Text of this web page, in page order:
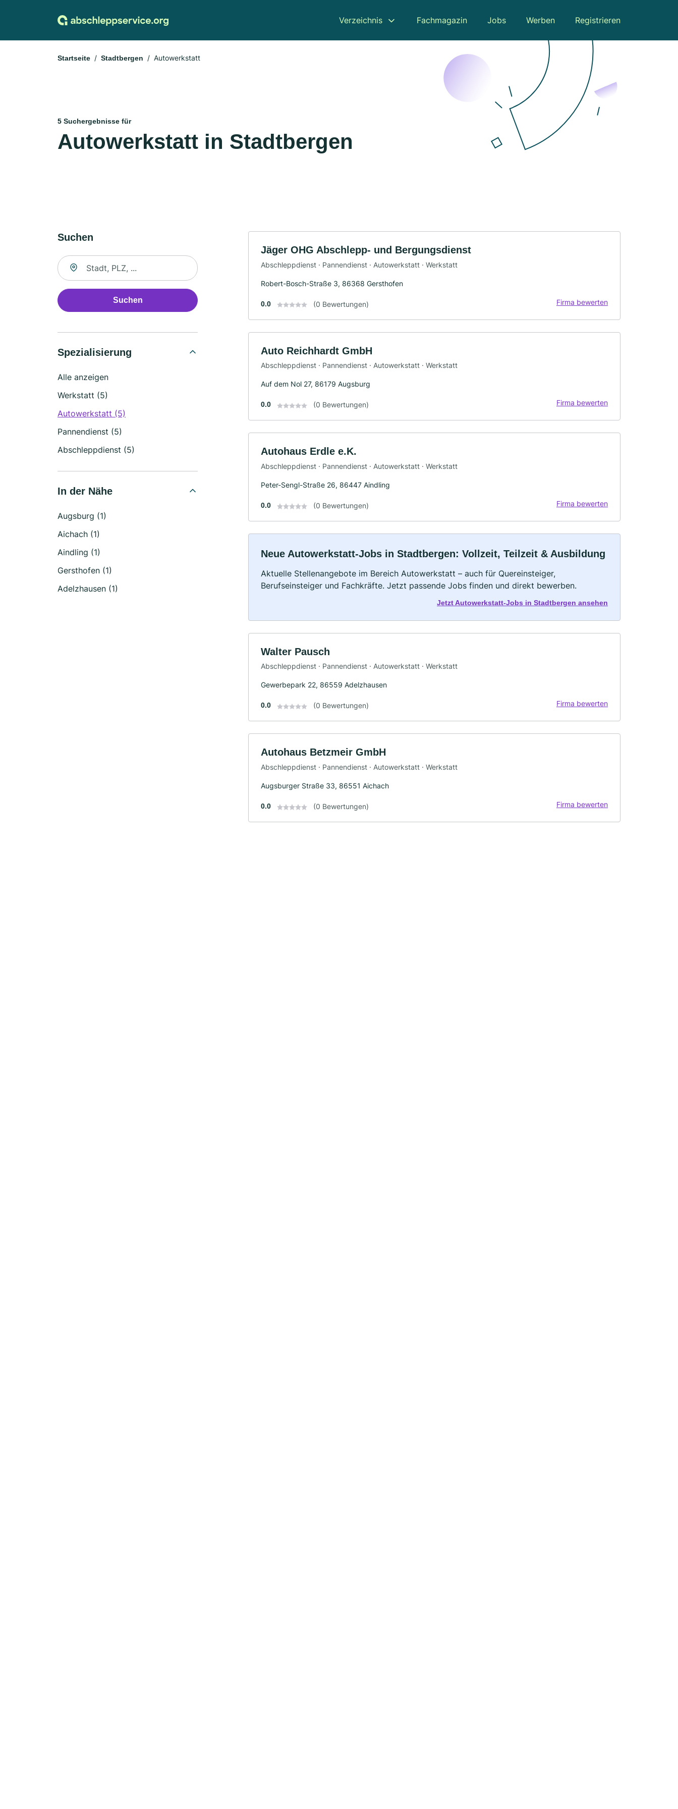
Verzeichnis Fachmagazin Jobs Werben Registrieren
Startseite Stadtbergen Autowerkstatt
5 Suchergebnisse für
Autowerkstatt in Stadtbergen
Suchen
Suche nach Ort
Suchen
Spezialisierung
Alle anzeigen
Werkstatt (5)
Autowerkstatt (5)
Pannendienst (5)
Abschleppdienst (5)
In der Nähe
Augsburg (1)
Aichach (1)
Aindling (1)
Gersthofen (1)
Adelzhausen (1)
Jäger OHG Abschlepp- und Bergungsdienst
Abschleppdienst · Pannendienst · Autowerkstatt · Werkstatt
Robert-Bosch-Straße 3, 86368 Gersthofen
0.0 (0 Bewertungen) Firma bewerten
Auto Reichhardt GmbH
Abschleppdienst · Pannendienst · Autowerkstatt · Werkstatt
Auf dem Nol 27, 86179 Augsburg
0.0 (0 Bewertungen) Firma bewerten
Autohaus Erdle e.K.
Abschleppdienst · Pannendienst · Autowerkstatt · Werkstatt
Peter-Sengl-Straße 26, 86447 Aindling
0.0 (0 Bewertungen) Firma bewerten
Neue Autowerkstatt-Jobs in Stadtbergen: Vollzeit, Teilzeit & Ausbildung
Aktuelle Stellenangebote im Bereich Autowerkstatt – auch für Quereinsteiger,
Berufseinsteiger und Fachkräfte. Jetzt passende Jobs finden und direkt bewerben.
Jetzt Autowerkstatt-Jobs in Stadtbergen ansehen
Walter Pausch
Abschleppdienst · Pannendienst · Autowerkstatt · Werkstatt
Gewerbepark 22, 86559 Adelzhausen
0.0 (0 Bewertungen) Firma bewerten
Autohaus Betzmeir GmbH
Abschleppdienst · Pannendienst · Autowerkstatt · Werkstatt
Augsburger Straße 33, 86551 Aichach
0.0 (0 Bewertungen) Firma bewerten